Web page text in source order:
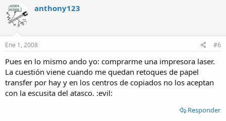
anthony123
Ene 1, 2008 #6
Pues en lo mismo ando yo: comprarme una impresora laser.
La cuestión viene cuando me quedan retoques de papel
transfer por hay y en los centros de copiados no los aceptan
con la escusita del atasco. :evil:
Responder